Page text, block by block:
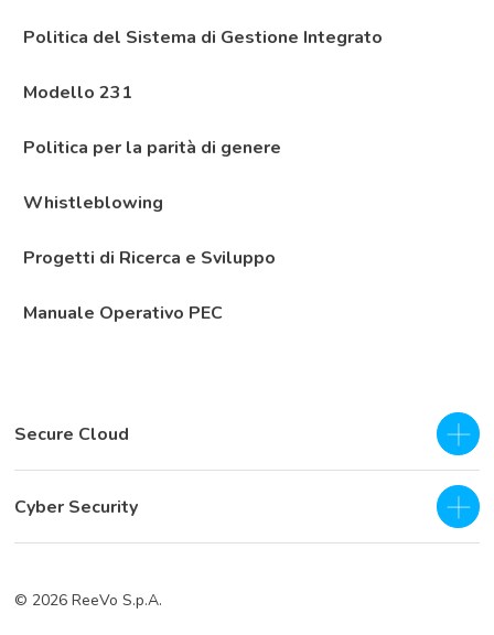
Politica del Sistema di Gestione Integrato
Modello 231
Politica per la parità di genere
Whistleblowing
Progetti di Ricerca e Sviluppo
Manuale Operativo PEC
Secure Cloud
IaaS - Private Cloud
Private Cloud
Cyber Security
© 2026 ReeVo S.p.A.